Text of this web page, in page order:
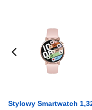
Stylowy Smartwatch